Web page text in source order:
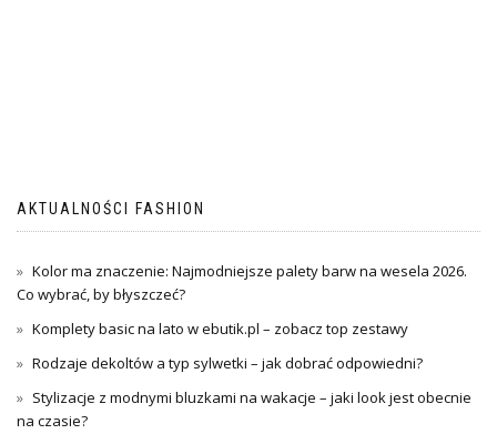
AKTUALNOŚCI FASHION
Kolor ma znaczenie: Najmodniejsze palety barw na wesela 2026.
Co wybrać, by błyszczeć?
Komplety basic na lato w ebutik.pl – zobacz top zestawy
Rodzaje dekoltów a typ sylwetki – jak dobrać odpowiedni?
Stylizacje z modnymi bluzkami na wakacje – jaki look jest obecnie
na czasie?